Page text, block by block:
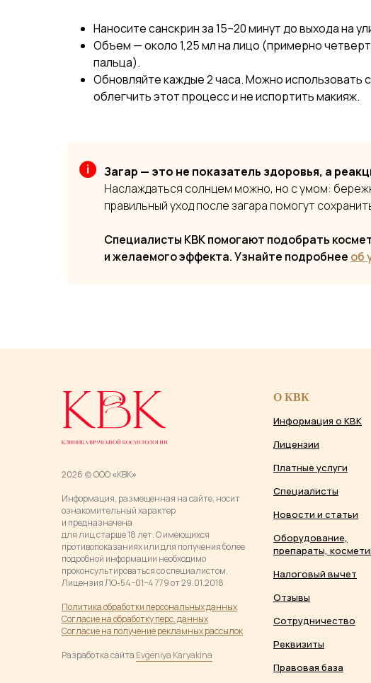
Наносите санскрин за 15–20 минут до выхода на
Объем — около 1,25 мл на лицо (примерно
пальца).
Обновляйте каждые 2 часа. Можно использовать
облегчить этот процесс и не испортить макияж.
Загар — это не показатель здоровья, а
Наслаждаться солнцем можно, но с умом:
правильный уход после загара помогут
Специалисты КВК помогают подобрать
и желаемого эффекта. Узнайте подробнее об
2026 (c) ООО«КВК»
Информация, размещенная на сайте, носит
ознакомительный характер
и предназначена
для лиц старше 18 лет. О имеющихся
противопоказаниях или для получения более
подробной информации необходимо
проконсультироваться со специалистом.
Лицензия ЛО-54−01−4 779 от 29.01.2018
Политика обработки персональных данных
Согласие на обработку перс. данных
Согласие на получение рекламных рассылок
Разработка сайта Evgeniya Karyakina
О КВК
Информация о КВК
Лицензии
Платные услуги
Специалисты
Новости и статьи
Оборудование,
препараты,
Налоговый вычет
Отзывы
Сотрудничество
Реквизиты
Правовая база